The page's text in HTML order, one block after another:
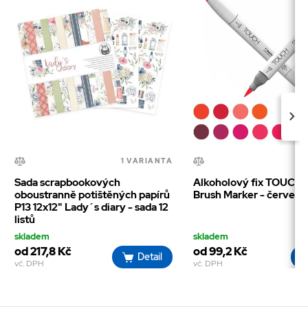
1 VARIANTA
Sada scrapbookových
oboustranně potištěných papírů
P13 12x12" Lady´s diary - sada 12
listů
skladem
od 217,8 Kč
vč. DPH
Detail
Alkoholový fix TOUCH
Brush Marker - červená
skladem
od 99,2 Kč
vč. DPH